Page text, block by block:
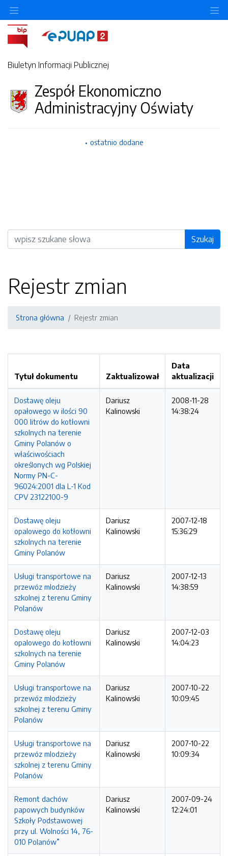
Biuletyn Informacji Publicznej
Zespół Ekonomiczno
Administracyjny Oświaty
ostatnio dodane
Wyszukiwarka Szukaj
Rejestr zmian
Strona główna Rejestr zmian
Tytuł dokumentu Zaktualizował
Data
aktualizacji
Dostawę oleju
opałowego w ilości 90
000 litrów do kotłowni
szkolnych na terenie
Gminy Polanów o
właściwościach
określonych wg Polskiej
Normy PN-C-
96024:2001 dla L-1 Kod
CPV 23122100-9
Dariusz
Kalinowski
2008-11-28
14:38:24
Dostawę oleju
opalowego do kotłowni
szkolnych na terenie
Gminy Polanów
Dariusz
Kalinowski
2007-12-18
15:36:29
Usługi transportowe na
przewóz mlodzieży
szkolnej z terenu Gminy
Polanów
Dariusz
Kalinowski
2007-12-13
14:38:59
Dostawę oleju
opalowego do kotłowni
szkolnych na terenie
Gminy Polanów
Dariusz
Kalinowski
2007-12-03
14:04:23
Usługi transportowe na
przewóz mlodzieży
szkolnej z terenu Gminy
Polanów
Dariusz
Kalinowski
2007-10-22
10:09:45
Usługi transportowe na
przewóz mlodzieży
szkolnej z terenu Gminy
Polanów
Dariusz
Kalinowski
2007-10-22
10:09:34
Remont dachów
papowych budynków
Szkoły Podstawowej
przy ul. Wolności 14, 76-
010 Polanów”
Dariusz
Kalinowski
2007-09-24
12:24:01